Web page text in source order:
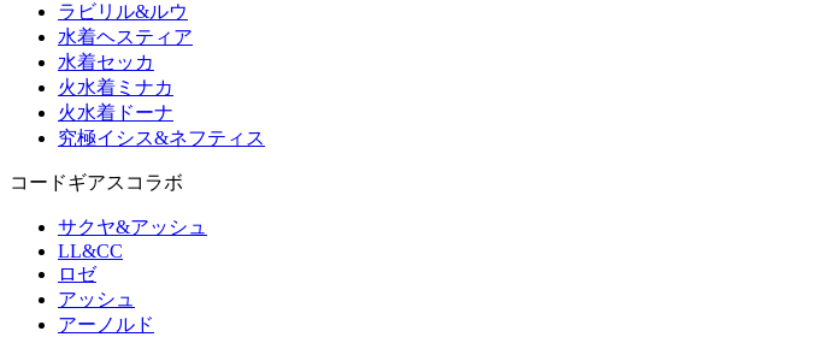
ラビリル&ルウ
水着ヘスティア
水着セッカ
火水着ミナカ
火水着ドーナ
究極イシス&ネフティス
コードギアスコラボ
サクヤ&アッシュ
LL&CC
ロゼ
アッシュ
アーノルド